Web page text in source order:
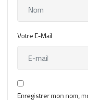
Votre E-Mail
Enregistrer mon nom,